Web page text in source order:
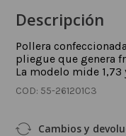
Descripción
Pollera
pliegue que genera
La modelo mide 1,73
: 55-261201C3
Cambios y